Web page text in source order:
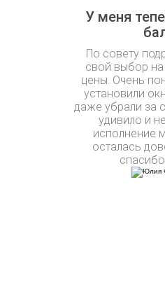
У меня
По совету
свой выбор
цены. Очень
установили
даже убрали за
удивило и
исполнение
осталась